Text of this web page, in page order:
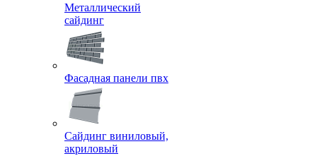
Металлический
сайдинг
Фасадная панели пвх
Сайдинг виниловый,
акриловый